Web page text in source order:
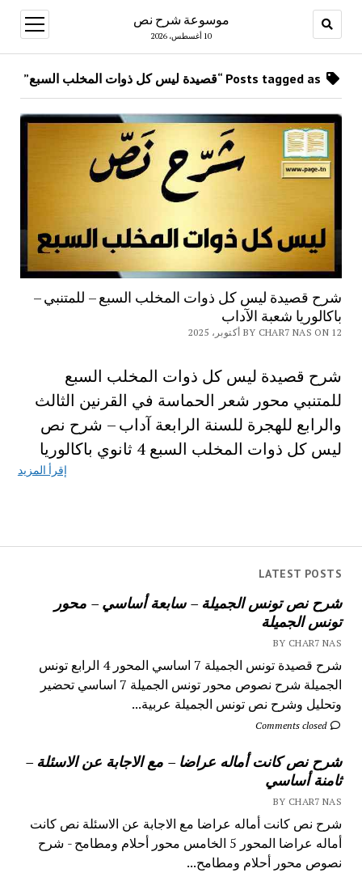
موسوعة شرح نص
10 أغسطس، 2026
open
menu
LATEST POSTS
شرح نص تونس الجميلة – سابعة أساسي – محور
تونس الجميلة
BY CHAR7 NAS
شرح قصيدة تونس الجميلة 7 اساسي المحور 4 الرابع تونس
الجميلة شرح نصوص محور تونس الجميلة 7 اساسي تحضير
وتحليل وشرح نص تونس الجميلة عربية...
Comments closed
شرح نص كانت أماله عراضا – مع الاجابة عن الاسئلة –
ثامنة أساسي
BY CHAR7 NAS
شرح نص كانت أماله عراضا مع الاجابة عن الاسئلة نص كانت
أماله عراضا المحور 5 الخامس محور أحلام ومطامح - شرح
نصوص محور أحلام ومطامح...
شرح قصيدة ليس كل ذوات المخلب السبع – للمتنبي –
باكالوريا شعبة الآداب
BY CHAR7 NAS ON 12 أكتوبر، 2025
شرح قصيدة ليس كل ذوات المخلب السبع
للمتنبي محور شعر الحماسة في القرنين الثالث
والرابع للهجرة للسنة الرابعة آداب – شرح نص
ليس كل ذوات المخلب السبع 4 ثانوي باكالوريا
إقرأ المزيد